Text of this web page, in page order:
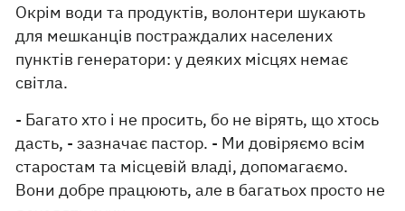
Окрім води та продуктів, волонтери шукають
для мешканців постраждалих населених
пунктів генератори: у деяких місцях немає
світла.
- Багато хто і не просить, бо не вірять, що хтось
дасть, - зазначає пастор. - Ми довіряємо всім
старостам та місцевій владі, допомагаємо.
Вони добре працюють, але в багатьох просто не